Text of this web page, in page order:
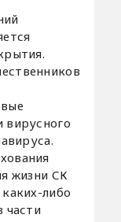
вирусного
жизни СК
либо
части